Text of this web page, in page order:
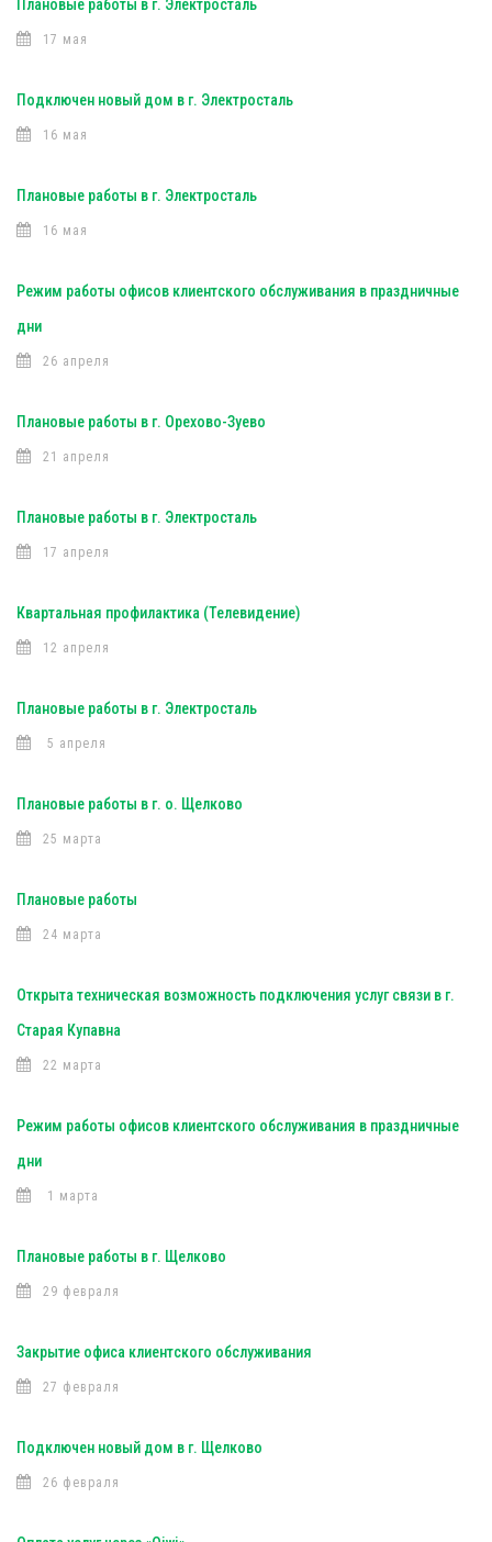
Плановые работы в г. Электросталь
17 мая
Подключен новый дом в г. Электросталь
16 мая
Плановые работы в г. Электросталь
16 мая
Режим работы офисов клиентского обслуживания в праздничные
дни
26 апреля
Плановые работы в г. Орехово-Зуево
21 апреля
Плановые работы в г. Электросталь
17 апреля
Квартальная профилактика (Телевидение)
12 апреля
Плановые работы в г. Электросталь
5 апреля
Плановые работы в г. о. Щелково
25 марта
Плановые работы
24 марта
Открыта техническая возможность подключения услуг связи в г.
Старая Купавна
22 марта
Режим работы офисов клиентского обслуживания в праздничные
дни
1 марта
Плановые работы в г. Щелково
29 февраля
Закрытие офиса клиентского обслуживания
27 февраля
Подключен новый дом в г. Щелково
26 февраля